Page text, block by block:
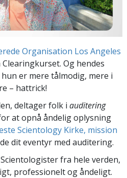
Organisation Los Angeles
Og hendes
er mere tålmodig, mere i
– hattrick!
deltager folk i auditering
at opnå åndelig oplysning
Scientology Kirke, mission
dit eventyr med auditering.
fra hele verden,
professionelt og åndeligt.